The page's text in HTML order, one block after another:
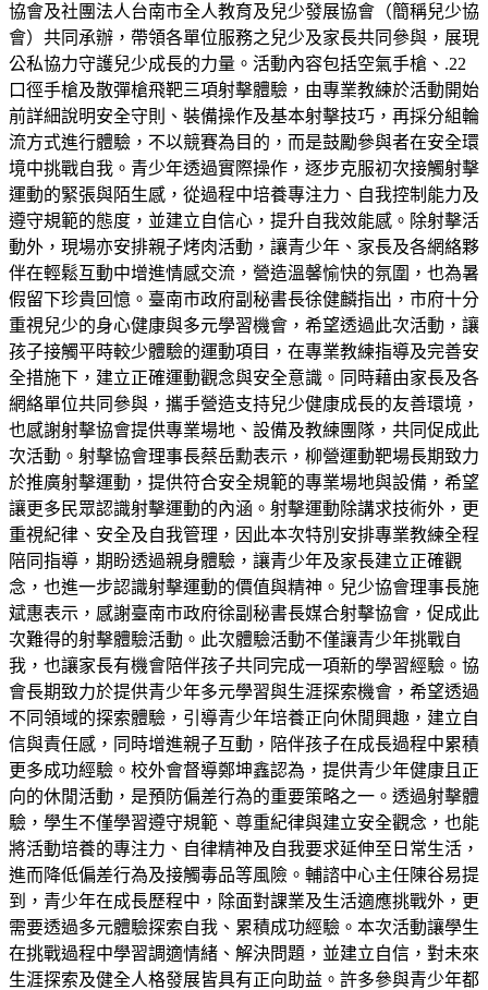
協會及社團法人台南市全人教育及兒少發展協會（簡稱兒少協
會）共同承辦，帶領各單位服務之兒少及家長共同參與，展現
公私協力守護兒少成長的力量。活動內容包括空氣手槍、.22
口徑手槍及散彈槍飛靶三項射擊體驗，由專業教練於活動開始
前詳細說明安全守則、裝備操作及基本射擊技巧，再採分組輪
流方式進行體驗，不以競賽為目的，而是鼓勵參與者在安全環
境中挑戰自我。青少年透過實際操作，逐步克服初次接觸射擊
運動的緊張與陌生感，從過程中培養專注力、自我控制能力及
遵守規範的態度，並建立自信心，提升自我效能感。除射擊活
動外，現場亦安排親子烤肉活動，讓青少年、家長及各網絡夥
伴在輕鬆互動中增進情感交流，營造溫馨愉快的氛圍，也為暑
假留下珍貴回憶。臺南市政府副秘書長徐健麟指出，市府十分
重視兒少的身心健康與多元學習機會，希望透過此次活動，讓
孩子接觸平時較少體驗的運動項目，在專業教練指導及完善安
全措施下，建立正確運動觀念與安全意識。同時藉由家長及各
網絡單位共同參與，攜手營造支持兒少健康成長的友善環境，
也感謝射擊協會提供專業場地、設備及教練團隊，共同促成此
次活動。射擊協會理事長蔡岳勳表示，柳營運動靶場長期致力
於推廣射擊運動，提供符合安全規範的專業場地與設備，希望
讓更多民眾認識射擊運動的內涵。射擊運動除講求技術外，更
重視紀律、安全及自我管理，因此本次特別安排專業教練全程
陪同指導，期盼透過親身體驗，讓青少年及家長建立正確觀
念，也進一步認識射擊運動的價值與精神。兒少協會理事長施
斌惠表示，感謝臺南市政府徐副秘書長媒合射擊協會，促成此
次難得的射擊體驗活動。此次體驗活動不僅讓青少年挑戰自
我，也讓家長有機會陪伴孩子共同完成一項新的學習經驗。協
會長期致力於提供青少年多元學習與生涯探索機會，希望透過
不同領域的探索體驗，引導青少年培養正向休閒興趣，建立自
信與責任感，同時增進親子互動，陪伴孩子在成長過程中累積
更多成功經驗。校外會督導鄭坤鑫認為，提供青少年健康且正
向的休閒活動，是預防偏差行為的重要策略之一。透過射擊體
驗，學生不僅學習遵守規範、尊重紀律與建立安全觀念，也能
將活動培養的專注力、自律精神及自我要求延伸至日常生活，
進而降低偏差行為及接觸毒品等風險。輔諮中心主任陳谷易提
到，青少年在成長歷程中，除面對課業及生活適應挑戰外，更
需要透過多元體驗探索自我、累積成功經驗。本次活動讓學生
在挑戰過程中學習調適情緒、解決問題，並建立自信，對未來
生涯探索及健全人格發展皆具有正向助益。許多參與青少年都